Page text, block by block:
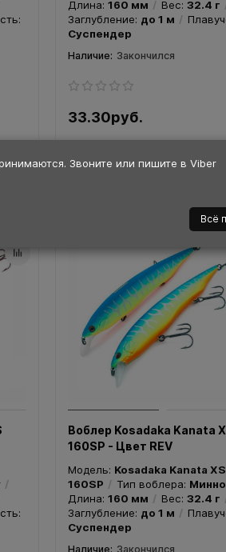
Длина: 160 мм Вес: 32.4 г
Заглубление: до 1 м
Суспендер
Закончился
33.30руб.
Воблер Kosadaka Kanata
160SP - Цвет REV
Модель: Kosadaka Kanata XS
160SP
Тип воблера:
Длина: 160 мм Вес: 32.4 г
Заглубление: до 1 м
Суспендер
Закончился
Звоните или пишите в Viber
Всё